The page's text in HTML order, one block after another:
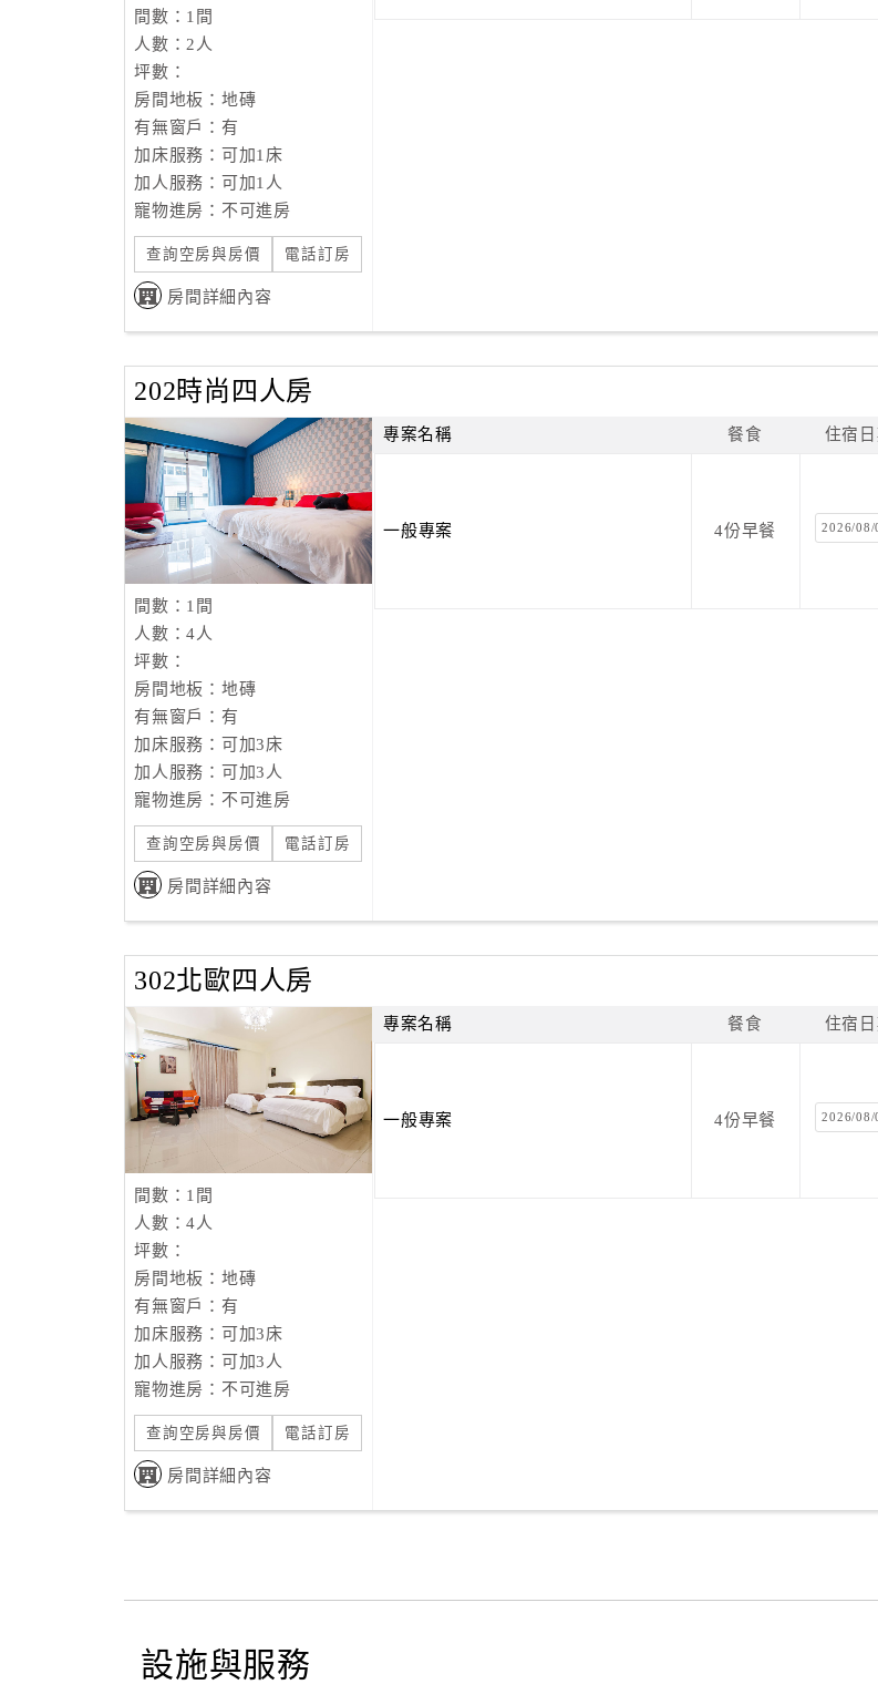
間數：1間
人數：2人
坪數：
房間地板：地磚
有無窗戶：有
加床服務：可加1床
加人服務：可加1人
寵物進房：不可進房
查詢空房與房價 電話訂房
房間詳細內容
202時尚四人房
間數：1間
人數：4人
坪數：
房間地板：地磚
有無窗戶：有
加床服務：可加3床
加人服務：可加3人
寵物進房：不可進房
查詢空房與房價 電話訂房
房間詳細內容
專案名稱 餐食 住宿日
一般專案 4份早餐 2026/08/
302北歐四人房
間數：1間
人數：4人
坪數：
房間地板：地磚
有無窗戶：有
加床服務：可加3床
加人服務：可加3人
寵物進房：不可進房
查詢空房與房價 電話訂房
房間詳細內容
專案名稱 餐食 住宿日
一般專案 4份早餐 2026/08/
設施與服務